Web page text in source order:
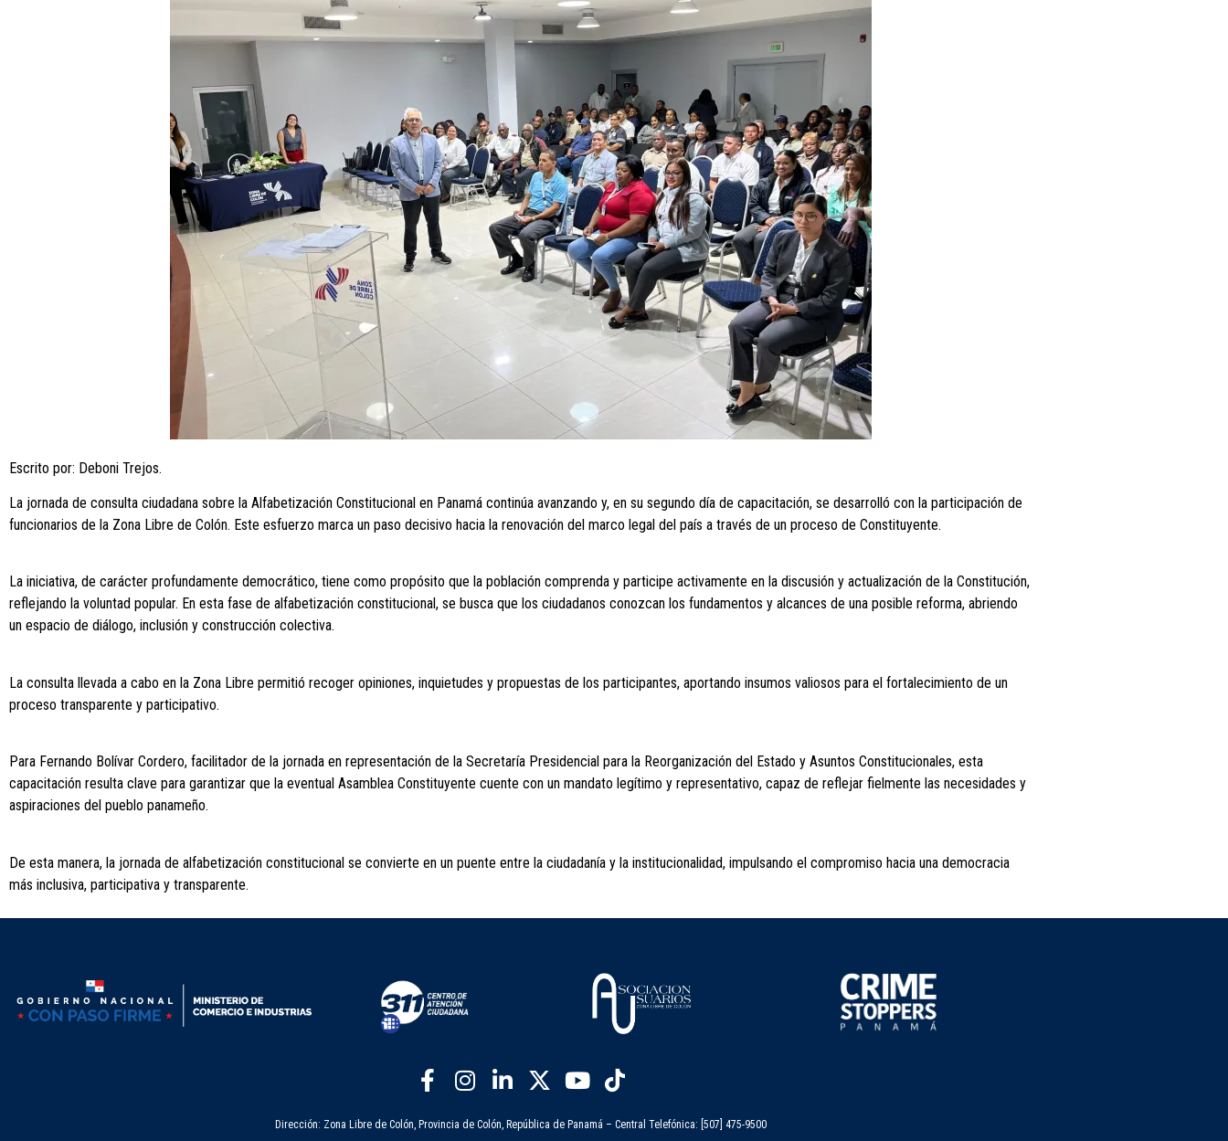
Escrito por: Deboni Trejos.
La jornada de consulta ciudadana sobre la Alfabetización Constitucional en Panamá continúa avanzando y, en su segundo día de capacitación, se desarrolló con la participación de
funcionarios de la Zona Libre de Colón. Este esfuerzo marca un paso decisivo hacia la renovación del marco legal del país a través de un proceso de Constituyente.
La iniciativa, de carácter profundamente democrático, tiene como propósito que la población comprenda y participe activamente en la discusión y actualización de la Constitución,
reflejando la voluntad popular. En esta fase de alfabetización constitucional, se busca que los ciudadanos conozcan los fundamentos y alcances de una posible reforma, abriendo
un espacio de diálogo, inclusión y construcción colectiva.
La consulta llevada a cabo en la Zona Libre permitió recoger opiniones, inquietudes y propuestas de los participantes, aportando insumos valiosos para el fortalecimiento de un
proceso transparente y participativo.
Para Fernando Bolívar Cordero, facilitador de la jornada en representación de la Secretaría Presidencial para la Reorganización del Estado y Asuntos Constitucionales, esta
capacitación resulta clave para garantizar que la eventual Asamblea Constituyente cuente con un mandato legítimo y representativo, capaz de reflejar fielmente las necesidades y
aspiraciones del pueblo panameño.
De esta manera, la jornada de alfabetización constitucional se convierte en un puente entre la ciudadanía y la institucionalidad, impulsando el compromiso hacia una democracia
más inclusiva, participativa y transparente.
Dirección: Zona Libre de Colón, Provincia de Colón, República de Panamá – Central Telefónica: [507] 475-9500